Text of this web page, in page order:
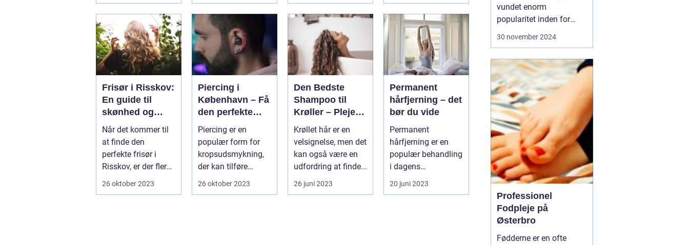
Frisør i Risskov:
En guide til
skønhed og
velvære
Når det kommer til
at finde den
perfekte frisør i
Risskov, er der flere
faktorer at ove...
26 oktober 2023
Piercing i
København – Få
den perfekte
kropsudsmykni
Piercing er en
populær form for
kropsudsmykning,
der kan tilføre
personlighed og stil
26 oktober 2023
Den Bedste
Shampoo til
Krøller – Pleje
og Definition til
Dine Smukke
Lokker
Krøllet hår er en
velsignelse, men det
kan også være en
udfordring at finde...
26 juni 2023
Permanent
hårfjerning – det
bør du vide
Permanent
hårfjerning er en
populær behandling
i dagens
skønhedsindustri.
De fles...
20 juni 2023
vundet enorm
popularitet inden for
kropskunst-verdenen de
detaljerede design
tilbyder de en elegant og
moderne tilgang til
tatovering. Denne artikel
udforsker, hvad der gø...
30 november 2024
Professionel
Fodpleje på
Østerbro
Fødderne er en ofte